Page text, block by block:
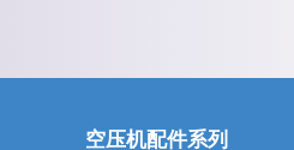
空压机配件系列